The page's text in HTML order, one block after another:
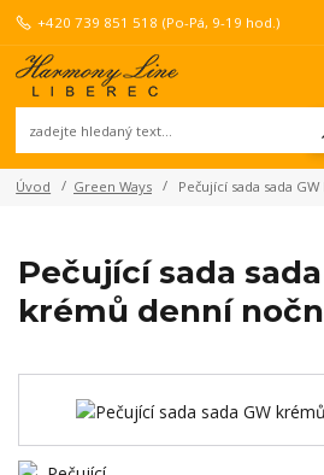
+420 739 851 518 (Po-Pá, 9-19 hod.)
Úvod Green Ways Pečující sada sada
Pečující sada
krémů denní